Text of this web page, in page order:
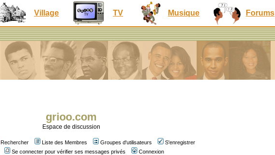
Village TV Musique Forums
grioo.com
Espace de discussion
Rechercher Liste des Membres Groupes d'utilisateurs
S'enregistrer
Se connecter pour vérifier ses messages privés Connexion